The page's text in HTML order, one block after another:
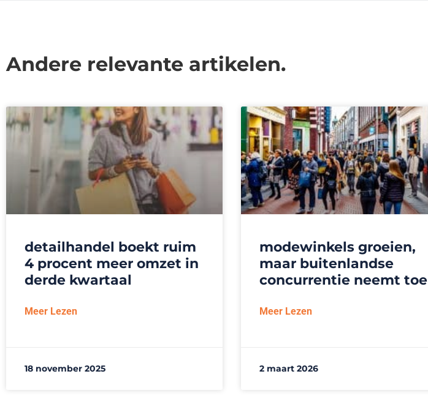
Andere relevante artikelen.
detailhandel boekt ruim
4 procent meer omzet in
derde kwartaal
Meer Lezen
18 november 2025
modewinkels groeien,
maar buitenlandse
concurrentie neemt toe
Meer Lezen
2 maart 2026